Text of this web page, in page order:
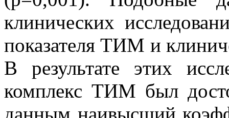
клинических
показателя ТИМ и
В результате этих
комплекс ТИМ был
данным наивысший